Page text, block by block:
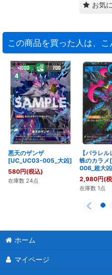
お気
この商品を買った人は、
悪天のザンザ
[UC_UC03-005_大凶]
580円(税込)
在庫数 24点
【パラレ
蛛のカラ
006_超大
2,980円(
在庫数 1点
ホーム
マイページ